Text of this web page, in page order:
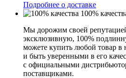
Подробнее о доставке
100%
Мы дорожим своей
эксклюзивную, 100%
можете купить любой товар в
и быть уверенными в его
с официальными
поставщиками.